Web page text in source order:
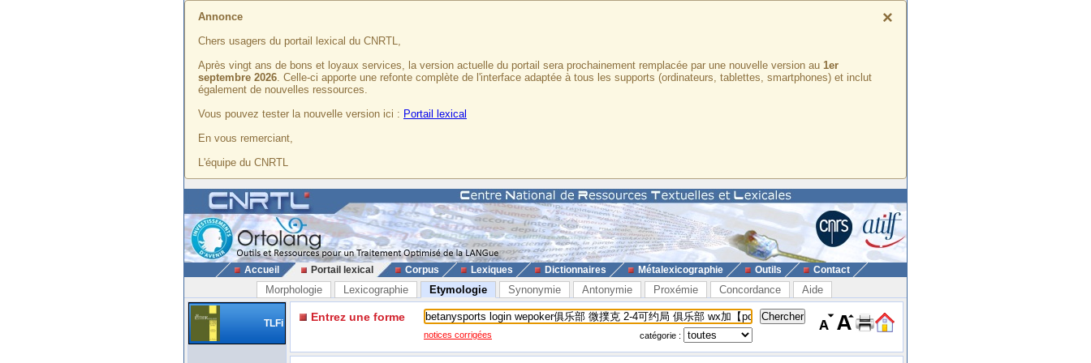
×
Annonce
Chers usagers du portail lexical du CNRTL,
Après vingt ans de bons et loyaux services, la version actuelle du portail sera prochainement remplacée par une nouvelle version au 1er
septembre 2026. Celle-ci apporte une refonte complète de l'interface adaptée à tous les supports (ordinateurs, tablettes, smartphones) et inclut
également de nouvelles ressources.
Vous pouvez tester la nouvelle version ici : Portail lexical
En vous remerciant,
L'équipe du CNRTL
Accueil Portail lexical Corpus Lexiques Dictionnaires Métalexicographie Outils Contact
Morphologie Lexicographie Etymologie Synonymie Antonymie Proxémie Concordance Aide
TLFi Entrez une forme
notices corrigées catégorie :